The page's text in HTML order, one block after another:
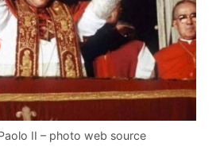
II – photo web source